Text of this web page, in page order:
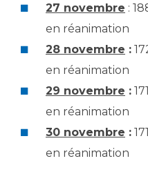
27 novembre :
en réanimation
28 novembre :
en réanimation
29 novembre :
en réanimation
30 novembre :
en réanimation